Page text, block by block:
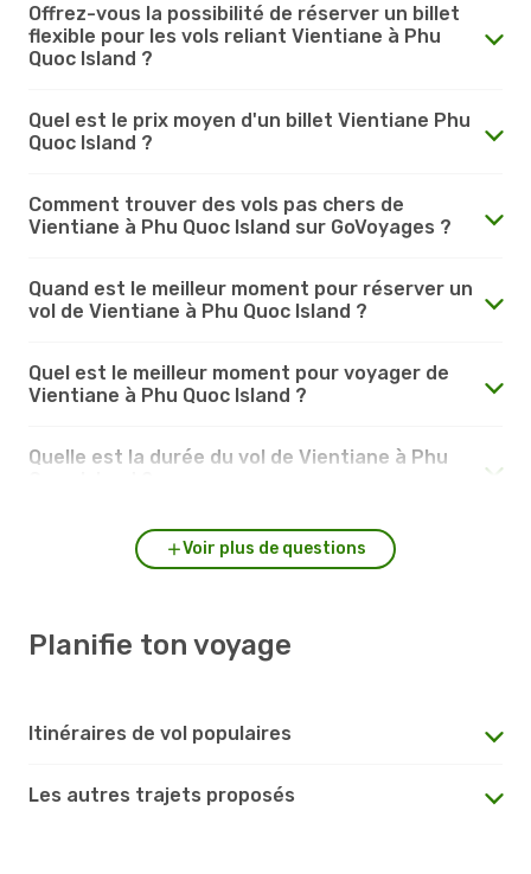
Offrez-vous la possibilité de réserver un billet
flexible pour les vols reliant Vientiane à Phu
Quoc Island ?
Quel est le prix moyen d'un billet Vientiane Phu
Quoc Island ?
Comment trouver des vols pas chers de
Vientiane à Phu Quoc Island sur GoVoyages ?
Quand est le meilleur moment pour réserver un
vol de Vientiane à Phu Quoc Island ?
Quel est le meilleur moment pour voyager de
Vientiane à Phu Quoc Island ?
Quelle est la durée du vol de Vientiane à Phu
Voir plus de questions
Planifie ton voyage
Itinéraires de vol populaires
Les autres trajets proposés